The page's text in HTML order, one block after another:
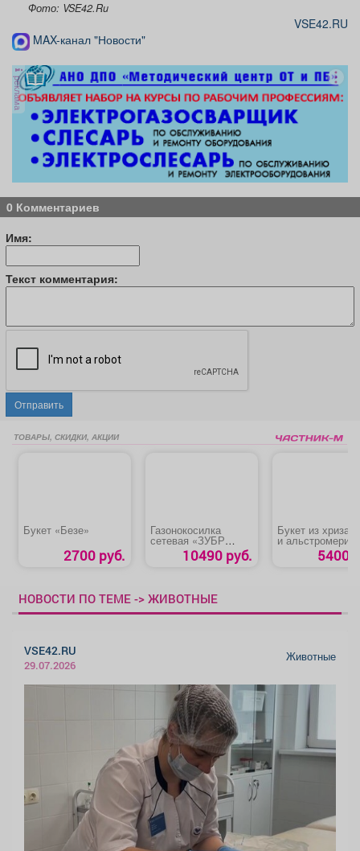
Фото: VSE42.Ru
VSE42.RU
MAX-канал "Новости"
реклама
0 Комментариев
Имя:
Текст комментария:
Отправить
ТОВАРЫ, СКИДКИ, АКЦИИ
Букет «Безе»
2700 руб.
Газонокосилка
сетевая «ЗУБР
ГС-33-1310»10490 руб.
Букет из
и альстромерий
5400
НОВОСТИ ПО ТЕМЕ -> ЖИВОТНЫЕ
VSE42.RU
29.07.2026
Животные